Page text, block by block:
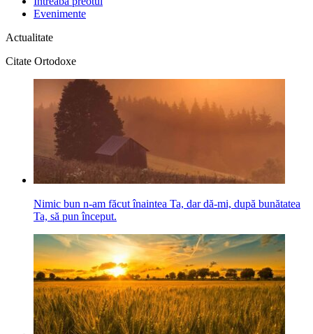
Evenimente
Actualitate
Citate Ortodoxe
Nimic bun n-am făcut înaintea Ta, dar dă-mi, după bunătatea
Ta, să pun început.